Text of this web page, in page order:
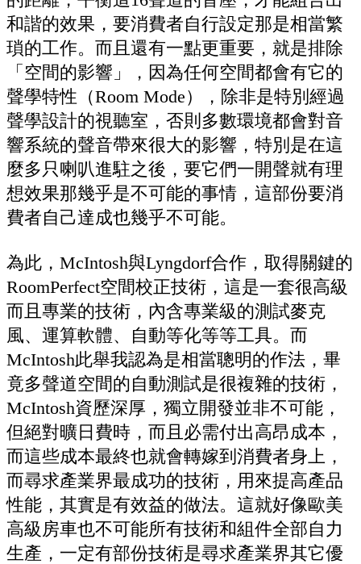
和諧的效果，要消費者自行設定那是相當繁
瑣的工作。而且還有一點更重要，就是排除
「空間的影響」，因為任何空間都會有它的
聲學特性（Room Mode），除非是特別經過
聲學設計的視聽室，否則多數環境都會對音
響系統的聲音帶來很大的影響，特別是在這
麼多只喇叭進駐之後，要它們一開聲就有理
想效果那幾乎是不可能的事情，這部份要消
費者自己達成也幾乎不可能。
為此，McIntosh與Lyngdorf合作，取得關鍵的
RoomPerfect空間校正技術，這是一套很高級
而且專業的技術，內含專業級的測試麥克
風、運算軟體、自動等化等等工具。而
McIntosh此舉我認為是相當聰明的作法，畢
竟多聲道空間的自動測試是很複雜的技術，
McIntosh資歷深厚，獨立開發並非不可能，
但絕對曠日費時，而且必需付出高昂成本，
而這些成本最終也就會轉嫁到消費者身上，
而尋求產業界最成功的技術，用來提高產品
性能，其實是有效益的做法。這就好像歐美
高級房車也不可能所有技術和組件全部自力
生產，一定有部份技術是尋求產業界其它優